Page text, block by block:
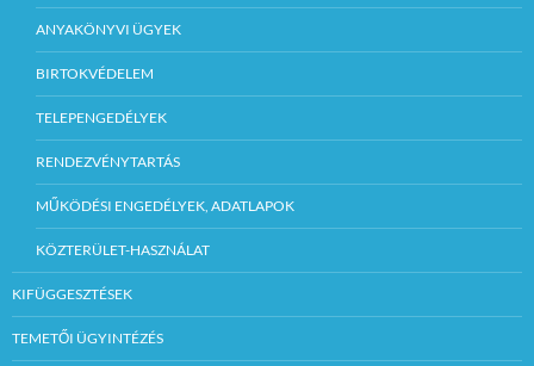
ANYAKÖNYVI ÜGYEK
BIRTOKVÉDELEM
TELEPENGEDÉLYEK
RENDEZVÉNYTARTÁS
MŰKÖDÉSI ENGEDÉLYEK, ADATLAPOK
KÖZTERÜLET-HASZNÁLAT
KIFÜGGESZTÉSEK
TEMETŐI ÜGYINTÉZÉS